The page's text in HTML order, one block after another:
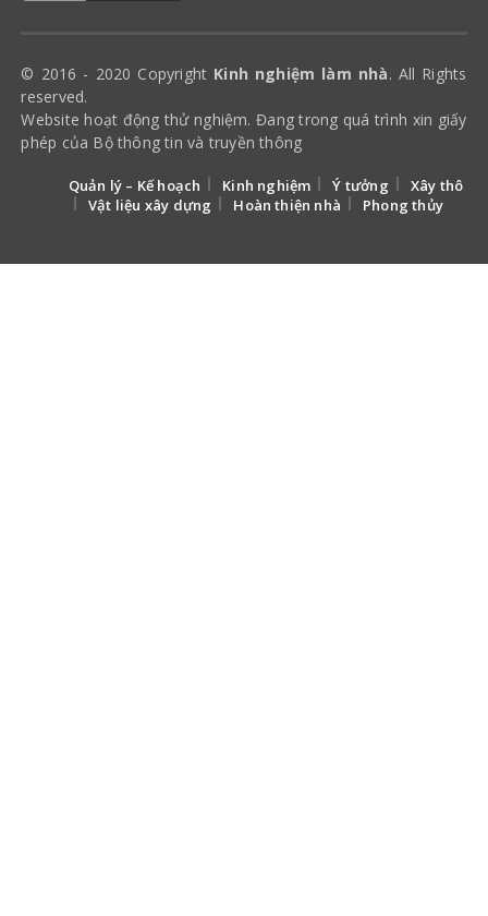
© 2016 - 2020 Copyright Kinh nghiệm làm nhà. All Rights
reserved.
Website hoạt động thử nghiệm. Đang trong quá trình xin giấy
phép của Bộ thông tin và truyền thông
Quản lý – Kế hoạch Kinh nghiệm Ý tưởng
Xây thô
Vật liệu xây dựng
Hoàn thiện nhà Phong thủy